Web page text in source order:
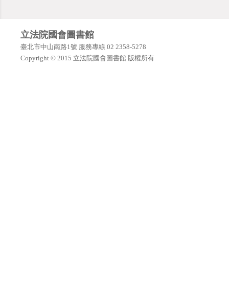
立法院國會圖書館
臺北市中山南路1號 服務專線 02 2358-5278
Copyright © 2015 立法院國會圖書館 版權所有